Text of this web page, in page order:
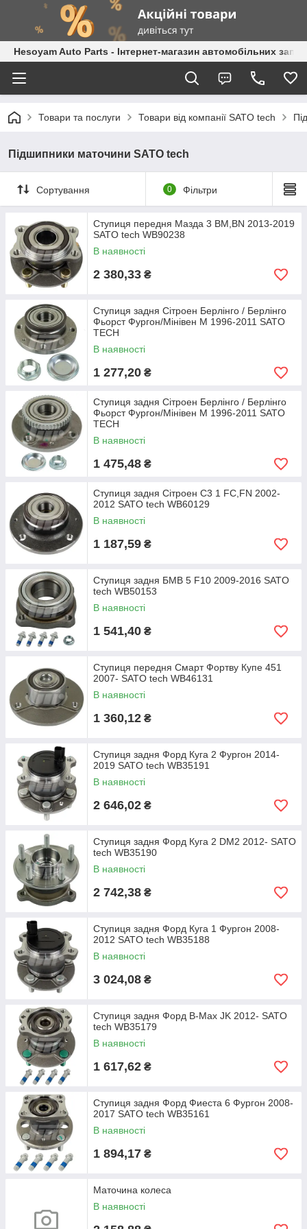
Hesoyam Auto Parts - Інтернет-магазин автомобільних
Товари та послуги Товари від компанії SATO tech
Підшипники маточини SATO tech
Сортування 0 Фільтри
Ступиця передня Мазда 3 BM,BN 2013-2019
SATO tech WB90238
В наявності
2 380,33 ₴
Ступиця задня Сітроен Берлінго / Берлінго
Фьорст Фургон/Мінівен M 1996-2011 SATO
TECH
В наявності
1 277,20 ₴
Ступиця задня Сітроен Берлінго / Берлінго
Фьорст Фургон/Мінівен M 1996-2011 SATO
TECH
В наявності
1 475,48 ₴
Ступиця задня Сітроен C3 1 FC,FN 2002-
2012 SATO tech WB60129
В наявності
1 187,59 ₴
Ступиця задня БМВ 5 F10 2009-2016 SATO
tech WB50153
В наявності
1 541,40 ₴
Ступиця передня Смарт Фортву Купе 451
2007- SATO tech WB46131
В наявності
1 360,12 ₴
Ступиця задня Форд Куга 2 Фургон 2014-
2019 SATO tech WB35191
В наявності
2 646,02 ₴
Ступиця задня Форд Куга 2 DM2 2012- SATO
tech WB35190
В наявності
2 742,38 ₴
Ступиця задня Форд Куга 1 Фургон 2008-
2012 SATO tech WB35188
В наявності
3 024,08 ₴
Ступиця задня Форд B-Max JK 2012- SATO
tech WB35179
В наявності
1 617,62 ₴
Ступиця задня Форд Фиеста 6 Фургон 2008-
2017 SATO tech WB35161
В наявності
1 894,17 ₴
Маточина колеса
В наявності